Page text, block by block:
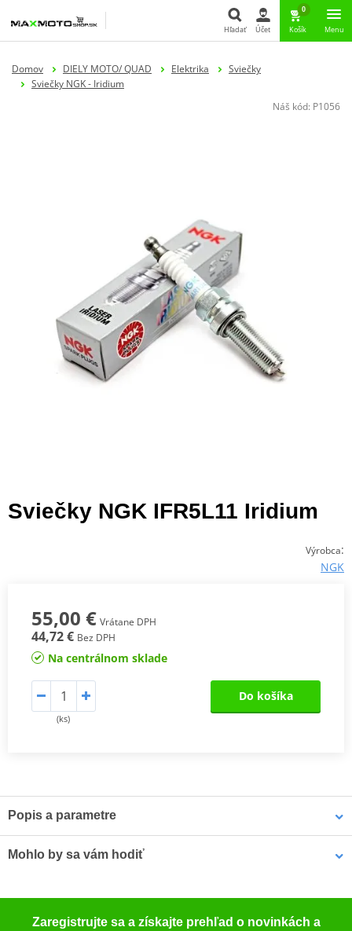
Hľadať Účet
0
Košík Menu
Domov DIELY MOTO/ QUAD Elektrika
Sviečky
Sviečky NGK - Iridium
Náš kód: P1056
Sviečky NGK IFR5L11 Iridium
Výrobca:
NGK
55,00 € Vrátane DPH
44,72 € Bez DPH
Na centrálnom sklade
(ks)
Do košíka
Popis a parametre
spolupráci s OEM výrobci tak, aby splňovaly kvalitativní a
keramice z hlinitokřemičitanu a tenké středové elektrodě přináší
Mohlo by sa vám hodiť
Zaregistrujte sa a získajte prehľad o novinkách a